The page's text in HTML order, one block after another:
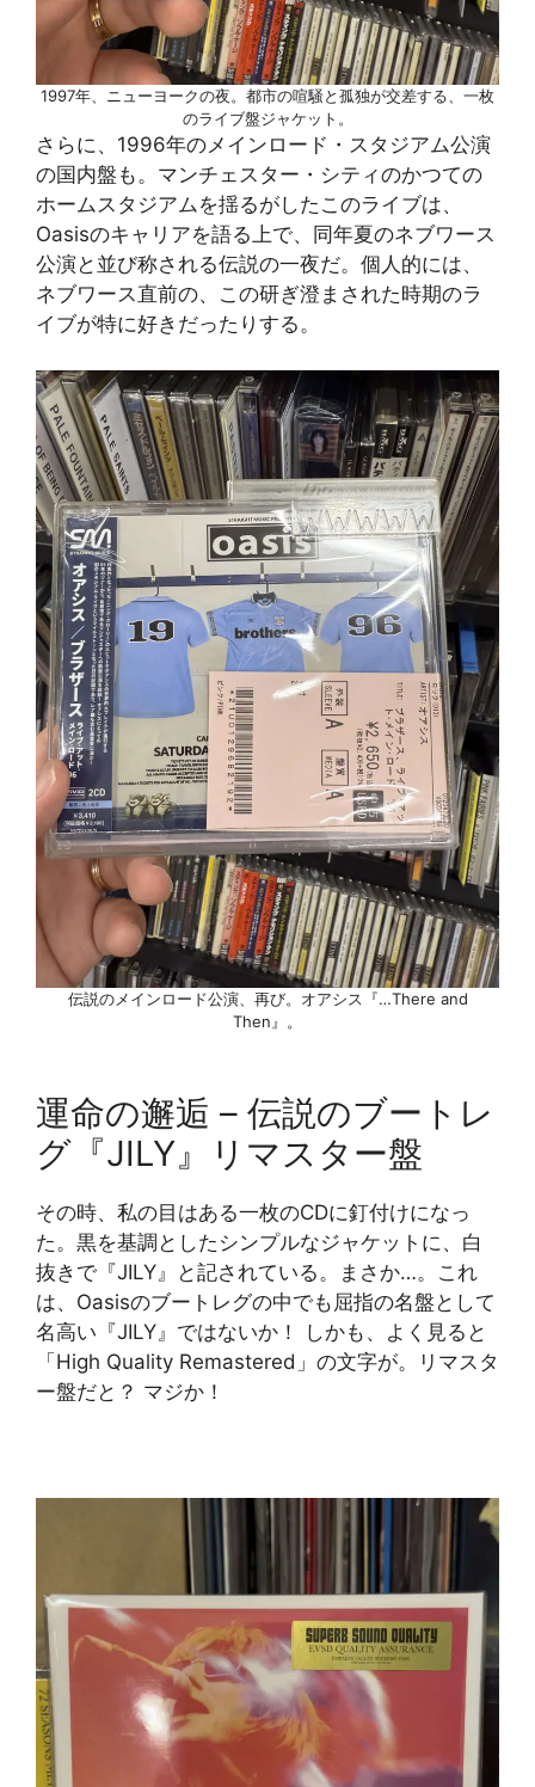
1997年、ニューヨークの夜。都市の喧騒と孤独が交差する、一枚
のライブ盤ジャケット。
さらに、1996年のメインロード・スタジアム公演
の国内盤も。マンチェスター・シティのかつての
ホームスタジアムを揺るがしたこのライブは、
Oasisのキャリアを語る上で、同年夏のネブワース
公演と並び称される伝説の一夜だ。個人的には、
ネブワース直前の、この研ぎ澄まされた時期のラ
イブが特に好きだったりする。
伝説のメインロード公演、再び。オアシス『…There and
Then』。
運命の邂逅 – 伝説のブートレ
グ『JILY』リマスター盤
その時、私の目はある一枚のCDに釘付けになっ
た。黒を基調としたシンプルなジャケットに、白
抜きで『JILY』と記されている。まさか…。これ
は、Oasisのブートレグの中でも屈指の名盤として
名高い『JILY』ではないか！ しかも、よく見ると
「High Quality Remastered」の文字が。リマスタ
ー盤だと？ マジか！